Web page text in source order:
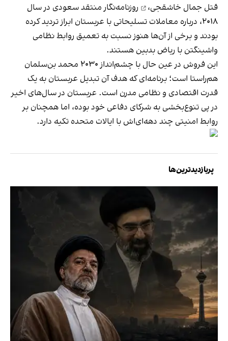
قتل جمال خاشقجی،
روزنامه‌نگار منتقد سعودی در سال
۲۰۱۸، درباره معاملات تسلیحاتی با عربستان ابراز تردید کرده
بودند و برخی از آن‌ها هنوز نسبت به تعمیق روابط نظامی
واشینگتن با ریاض بدبین هستند.
این فروش در عین حال با چشم‌انداز ۲۰۳۰ محمد بن‌سلمان
هم‌راستا است؛ برنامه‌ای که هدف آن تبدیل عربستان به یک
قدرت اقتصادی و نظامی مدرن است. عربستان در سال‌های اخیر
در پی تنوع‌بخشی به شرکای دفاعی خود بوده، اما همچنان بر
روابط امنیتی چند دهه‌ای‌اش با ایالات متحده تکیه دارد.
پربازدیدترین‌ها